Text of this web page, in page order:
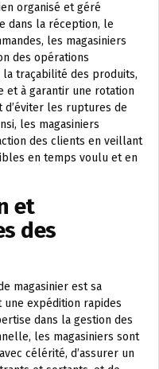
organisé et géré
dans la réception, le
les magasiniers
des opérations
la traçabilité des produits,
et à garantir une rotation
d’éviter les ruptures de
les magasiniers
des clients en veillant
en temps voulu et en
et
des
magasinier est sa
expédition rapides
dans la gestion des
les magasiniers sont
célérité, d’assurer un